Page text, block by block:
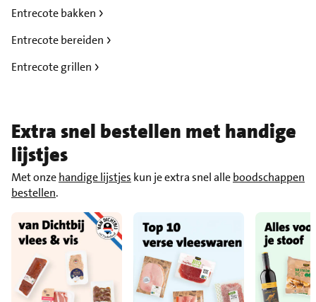
Entrecote bakken
Entrecote bereiden
Entrecote grillen
Extra snel bestellen met handige
lijstjes
Met onzehandige lijstjes kun je extra snel alleboodschappen
bestellen.